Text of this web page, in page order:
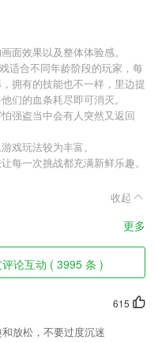
面效果以及整体体验感。
适合不同年龄阶段的玩家，每
拥有的技能也不一样，里边提
们的血条耗尽即可消灭。
强盗当中会有人突然又返回
戏玩法较为丰富。
每一次挑战都充满新鲜乐趣。
收起
更多
论互动 ( 3995 条 )
615
放松，不要过度沉迷